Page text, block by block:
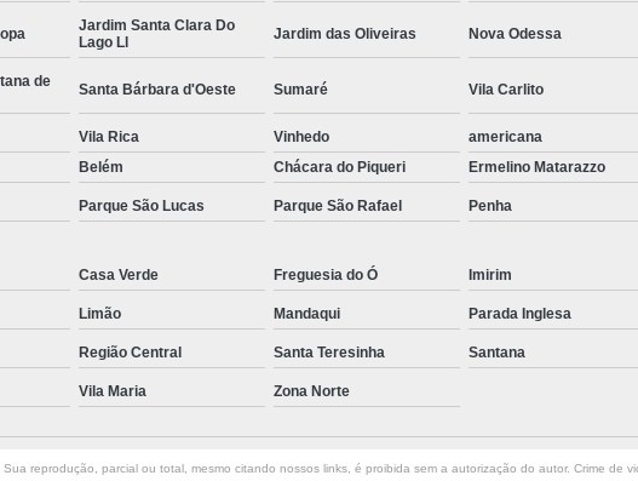
Corte e Dobra Chapa
Corte e
Dobra Chapa de Alumínio
Dobra de Chapa de
Dobra de Chapa de Ferro
Dobradeira de Chapa
Dobra de
Dobra Tubo com Maçarico
Dobra Tubo Quadrado
Empresa de Corte a Laser Chapa
Jardim Santa Clara Do
Lago Ll
Jardim das Oliveiras Nova Odessa
de
Santa Bárbara d'Oeste Sumaré Vila Carlito
Vila Rica Vinhedo
americana
Belém Chácara do Piqueri Ermelino Matarazzo
Parque São Lucas Parque São Rafael Penha
Casa Verde Freguesia do Ó Imirim
Limão Mandaqui Parada Inglesa
Região Central Santa Teresinha Santana
Vila Maria
Zona Norte
reprodução, parcial ou total, mesmo citando nossos links, é proibida sem a autorização do autor. Crime de